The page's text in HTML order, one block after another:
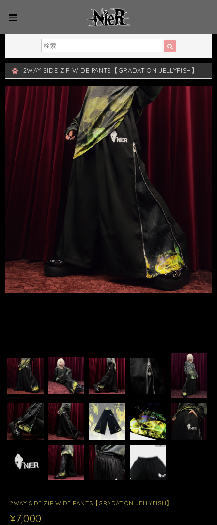
2WAY SIDE ZIP WIDE PANTS【GRADATION JELLYFISH】
2WAY SIDE ZIP WIDE PANTS【GRADATION JELLYFISH】
¥7,000